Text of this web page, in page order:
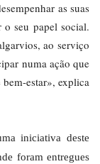
as suas
o seu papel social.
ao serviço
numa ação que
bem-estar», explica
iniciativa deste
foram entregues